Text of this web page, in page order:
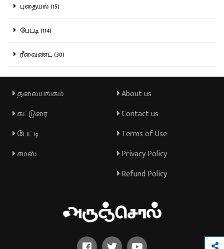
புதையல் (15)
பேட்டி (114)
ரீவைண்ட் (30)
தலையங்கம்
கட்டுரை
பேட்டி
சமஸ்
About us
Contact us
Terms of Use
Privacy Policy
Refund Policy